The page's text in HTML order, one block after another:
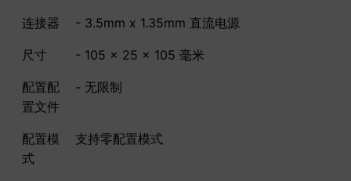
连接器 - 3.5mm x 1.35mm 直流电源
尺寸 - 105 x 25 x 105 毫米
配置配
置文件
- 无限制
配置模
式
支持零配置模式